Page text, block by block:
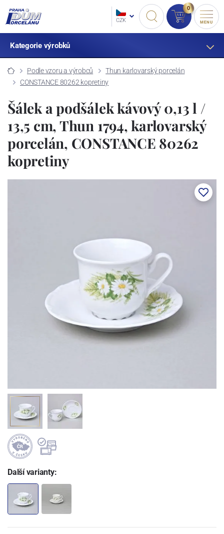
CZK
0
MENU
Kategorie výrobků
Podle vzoru a výrobců
Thun karlovarský porcelán
CONSTANCE 80262 kopretiny
Šálek a podšálek kávový 0,13 l /
13,5 cm, Thun 1794, karlovarský
porcelán, CONSTANCE 80262
kopretiny
Další varianty: